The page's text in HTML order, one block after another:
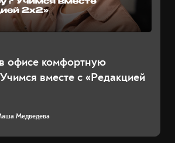
офисе комфортную
вместе с «Редакцией
Медведева